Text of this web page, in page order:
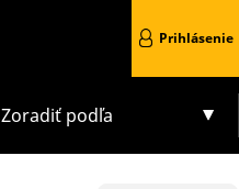
Zoradiť podľa
Prihlásenie